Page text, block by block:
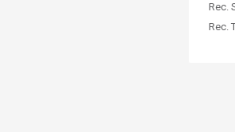
Rec.
Rec.